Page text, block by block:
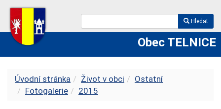
Hledat
Obec TELNICE
Úvodní stránka Život v obci
Ostatní
Fotogalerie
2015